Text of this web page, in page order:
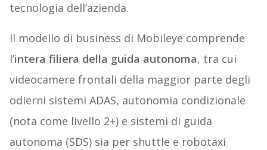
tecnologia dell’azienda.
Il modello di business di Mobileye comprende
l’intera filiera della guida autonoma, tra cui
videocamere frontali della maggior parte degli
odierni sistemi ADAS, autonomia condizionale
(nota come livello 2+) e sistemi di guida
autonoma (SDS) sia per shuttle e robotaxi